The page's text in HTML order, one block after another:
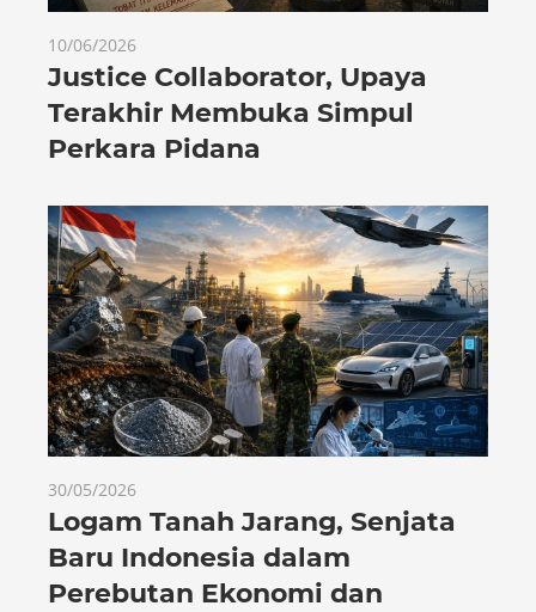
10/06/2026
Justice Collaborator, Upaya
Terakhir Membuka Simpul
Perkara Pidana
30/05/2026
Logam Tanah Jarang, Senjata
Baru Indonesia dalam
Perebutan Ekonomi dan